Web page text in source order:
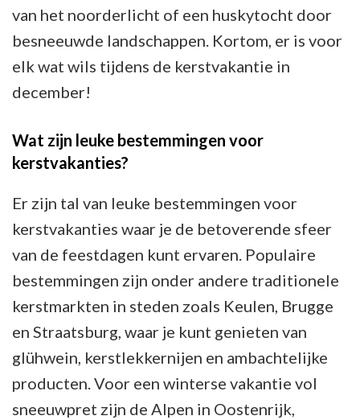
van het noorderlicht of een huskytocht door
besneeuwde landschappen. Kortom, er is voor
elk wat wils tijdens de kerstvakantie in
december!
Wat zijn leuke bestemmingen voor
kerstvakanties?
Er zijn tal van leuke bestemmingen voor
kerstvakanties waar je de betoverende sfeer
van de feestdagen kunt ervaren. Populaire
bestemmingen zijn onder andere traditionele
kerstmarkten in steden zoals Keulen, Brugge
en Straatsburg, waar je kunt genieten van
glühwein, kerstlekkernijen en ambachtelijke
producten. Voor een winterse vakantie vol
sneeuwpret zijn de Alpen in Oostenrijk,